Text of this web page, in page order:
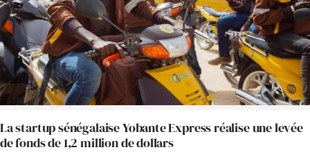
La startup sénégalaise Yobante Express réalise une levée
de fonds de 1,2 million de dollars